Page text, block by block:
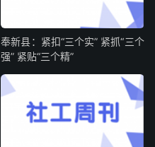
奉新县：紧扣“三个实” 紧抓“三个
强” 紧贴“三个精”